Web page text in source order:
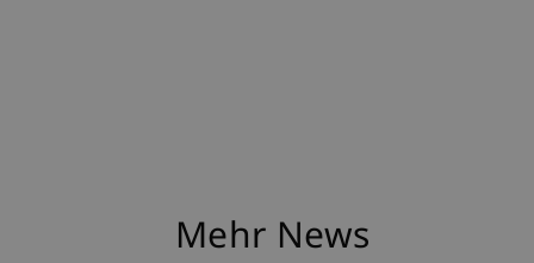
Mehr News